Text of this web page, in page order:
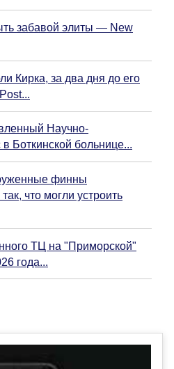
забавой элиты — New
Кирка, за два дня до его
Научно-
Боткинской больнице...
финны
что могли устроить
ТЦ на "Приморской"
года...